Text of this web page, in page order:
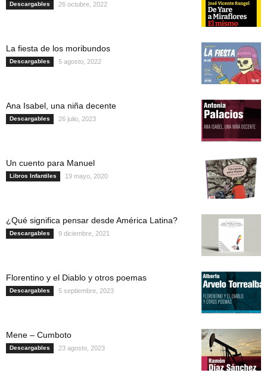
Descargables 26 octubre, 2022
La fiesta de los moribundos
Descargables 5 agosto, 2022
Ana Isabel, una niña decente
Descargables 26 julio, 2023
Un cuento para Manuel
Libros Infantiles 19 mayo, 2020
¿Qué significa pensar desde América Latina?
Descargables 9 diciembre, 2021
Florentino y el Diablo y otros poemas
Descargables 5 septiembre, 2023
Mene – Cumboto
Descargables 23 agosto, 2023